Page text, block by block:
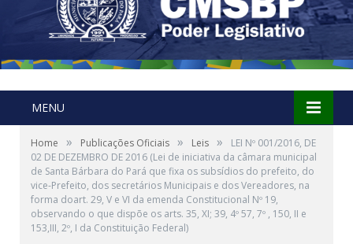
MENU
Home » Publicações Oficiais » Leis »
LEI Nº 001/2016, DE
02 DE DEZEMBRO DE 2016 (Lei de iniciativa da câmara municipal
de Santa Bárbara do Pará que fixa os subsídios do prefeito, do
vice-Prefeito, dos secretários Municipais e dos Vereadores, na
forma doart. 29, V e VI da emenda Constitucional Nº 19,
observando o que dispõe os arts. 35, XI; 39, 4º 57, 7º , 150, II e
153,III, 2º, I da Constituição Federal)